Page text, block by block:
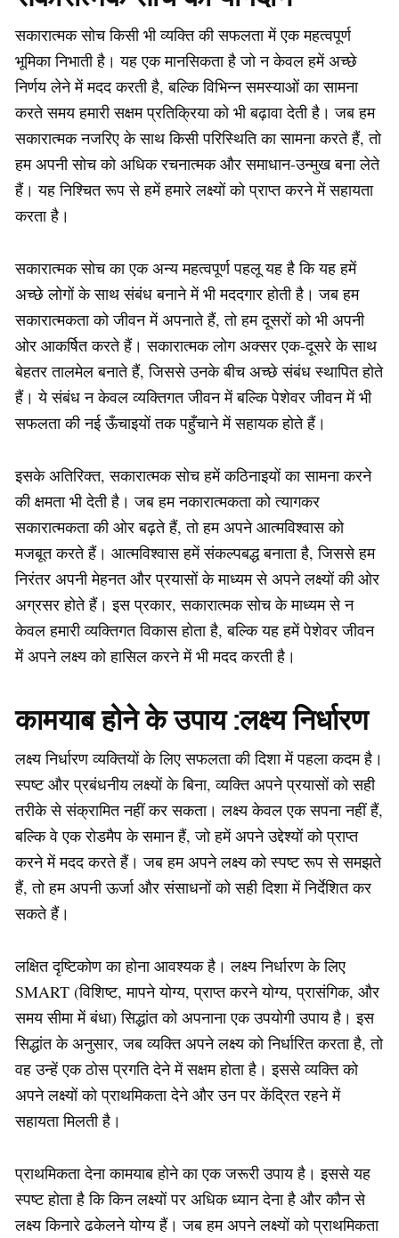
सकारात्मक सोच किसी भी व्यक्ति की सफलता में एक महत्वपूर्ण
भूमिका निभाती है। यह एक मानसिकता है जो न केवल हमें अच्छे
निर्णय लेने में मदद करती है, बल्कि विभिन्न समस्याओं का सामना
करते समय हमारी सक्षम प्रतिक्रिया को भी बढ़ावा देती है। जब हम
सकारात्मक नजरिए के साथ किसी परिस्थिति का सामना करते हैं, तो
हम अपनी सोच को अधिक रचनात्मक और समाधान-उन्मुख बना लेते
हैं। यह निश्चित रूप से हमें हमारे लक्ष्यों को प्राप्त करने में सहायता
करता है।
सकारात्मक सोच का एक अन्य महत्वपूर्ण पहलू यह है कि यह हमें
अच्छे लोगों के साथ संबंध बनाने में भी मददगार होती है। जब हम
सकारात्मकता को जीवन में अपनाते हैं, तो हम दूसरों को भी अपनी
ओर आकर्षित करते हैं। सकारात्मक लोग अक्सर एक-दूसरे के साथ
बेहतर तालमेल बनाते हैं, जिससे उनके बीच अच्छे संबंध स्थापित होते
हैं। ये संबंध न केवल व्यक्तिगत जीवन में बल्कि पेशेवर जीवन में भी
सफलता की नई ऊँचाइयों तक पहुँचाने में सहायक होते हैं।
इसके अतिरिक्त, सकारात्मक सोच हमें कठिनाइयों का सामना करने
की क्षमता भी देती है। जब हम नकारात्मकता को त्यागकर
सकारात्मकता की ओर बढ़ते हैं, तो हम अपने आत्मविश्वास को
मजबूत करते हैं। आत्मविश्वास हमें संकल्पबद्ध बनाता है, जिससे हम
निरंतर अपनी मेहनत और प्रयासों के माध्यम से अपने लक्ष्यों की ओर
अग्रसर होते हैं। इस प्रकार, सकारात्मक सोच के माध्यम से न
केवल हमारी व्यक्तिगत विकास होता है, बल्कि यह हमें पेशेवर जीवन
में अपने लक्ष्य को हासिल करने में भी मदद करती है।
कामयाब होने के उपाय :लक्ष्य निर्धारण
लक्ष्य निर्धारण व्यक्तियों के लिए सफलता की दिशा में पहला कदम है।
स्पष्ट और प्रबंधनीय लक्ष्यों के बिना, व्यक्ति अपने प्रयासों को सही
तरीके से संक्रामित नहीं कर सकता। लक्ष्य केवल एक सपना नहीं हैं,
बल्कि वे एक रोडमैप के समान हैं, जो हमें अपने उद्देश्यों को प्राप्त
करने में मदद करते हैं। जब हम अपने लक्ष्य को स्पष्ट रूप से समझते
हैं, तो हम अपनी ऊर्जा और संसाधनों को सही दिशा में निर्देशित कर
सकते हैं।
लक्षित दृष्टिकोण का होना आवश्यक है। लक्ष्य निर्धारण के लिए
SMART (विशिष्ट, मापने योग्य, प्राप्त करने योग्य, प्रासंगिक, और
समय सीमा में बंधा) सिद्धांत को अपनाना एक उपयोगी उपाय है। इस
सिद्धांत के अनुसार, जब व्यक्ति अपने लक्ष्य को निर्धारित करता है, तो
वह उन्हें एक ठोस प्रगति देने में सक्षम होता है। इससे व्यक्ति को
अपने लक्ष्यों को प्राथमिकता देने और उन पर केंद्रित रहने में
सहायता मिलती है।
प्राथमिकता देना कामयाब होने का एक जरूरी उपाय है। इससे यह
स्पष्ट होता है कि किन लक्ष्यों पर अधिक ध्यान देना है और कौन से
लक्ष्य किनारे ढकेलने योग्य हैं। जब हम अपने लक्ष्यों को प्राथमिकता